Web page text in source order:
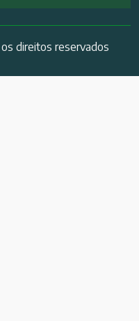
direitos reservados